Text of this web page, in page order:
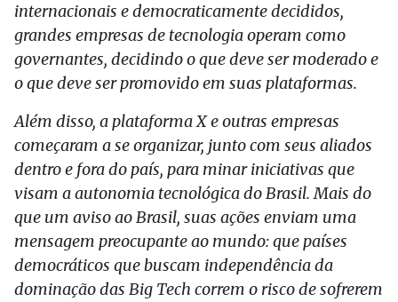
internacionais e democraticamente decididos,
grandes empresas de tecnologia operam como
governantes, decidindo o que deve ser moderado e
o que deve ser promovido em suas plataformas.
Além disso, a plataforma X e outras empresas
começaram a se organizar, junto com seus aliados
dentro e fora do país, para minar iniciativas que
visam a autonomia tecnológica do Brasil. Mais do
que um aviso ao Brasil, suas ações enviam uma
mensagem preocupante ao mundo: que países
democráticos que buscam independência da
dominação das Big Tech correm o risco de sofrerem